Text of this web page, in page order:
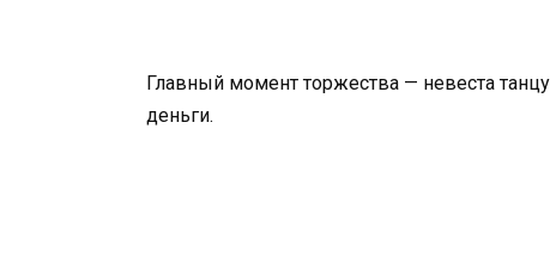
Главный момент торжества — невеста
деньги.